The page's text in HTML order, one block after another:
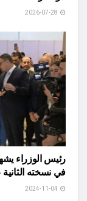
رئيس الوزراء
في نسخته